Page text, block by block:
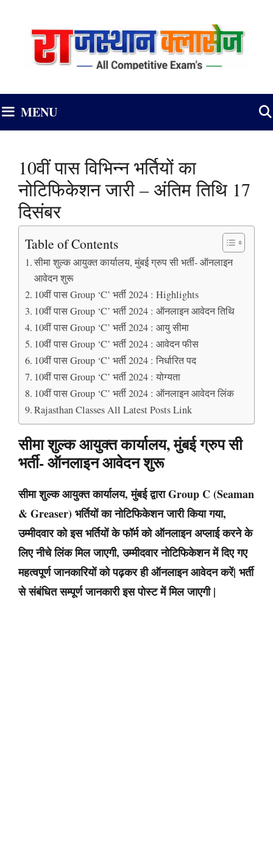
MENU
10वीं पास विभिन्न भर्तियों का
नोटिफिकेशन जारी – अंतिम तिथि 17
दिसंबर
Table of Contents
सीमा शुल्क आयुक्त कार्यालय, मुंबई ग्रुप सी भर्ती- ऑनलाइन
आवेदन शुरू
10वीं पास Group ‘C’ भर्ती 2024 : Highlights
10वीं पास Group ‘C’ भर्ती 2024 : ऑनलाइन आवेदन तिथि
10वीं पास Group ‘C’ भर्ती 2024 : आयु सीमा
10वीं पास Group ‘C’ भर्ती 2024 : आवेदन फीस
10वीं पास Group ‘C’ भर्ती 2024 : निर्धारित पद
10वीं पास Group ‘C’ भर्ती 2024 : योग्यता
10वीं पास Group ‘C’ भर्ती 2024 : ऑनलाइन आवेदन लिंक
Rajasthan Classes All Latest Posts Link
सीमा शुल्क आयुक्त कार्यालय, मुंबई ग्रुप सी
भर्ती- ऑनलाइन आवेदन शुरू
सीमा शुल्क आयुक्त कार्यालय, मुंबई द्वारा Group C (Seaman
& Greaser) भर्तियों का नोटिफिकेशन जारी किया गया,
उम्मीदवार को इस भर्तियों के फॉर्म को ऑनलाइन अप्लाई करने के
लिए नीचे लिंक मिल जाएगी, उम्मीदवार नोटिफिकेशन में दिए गए
महत्वपूर्ण जानकारियों को पढ़कर ही ऑनलाइन आवेदन करें| भर्ती
से संबंधित सम्पूर्ण जानकारी इस पोस्ट में मिल जाएगी |